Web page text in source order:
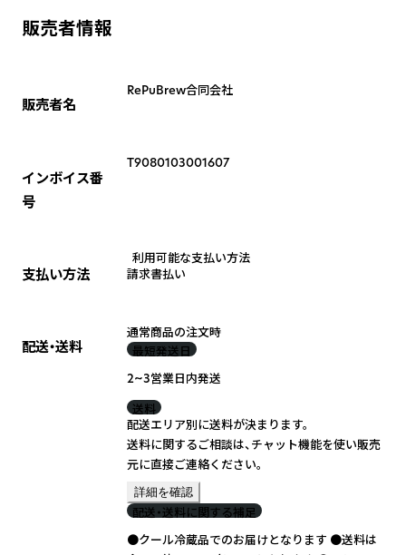
販売者情報
販売者名
RePuBrew合同会社
インボイス番
号
T9080103001607
支払い方法
利用可能な支払い方法
請求書払い
配送・送料
通常商品の注文時
最短発送日
2~3営業日内発送
送料
配送エリア別に送料が決まります。
送料に関するご相談は、チャット機能を使い販売
元に直接ご連絡ください。
詳細を確認
配送・送料に関する補足
●クール冷蔵品でのお届けとなります ●送料は